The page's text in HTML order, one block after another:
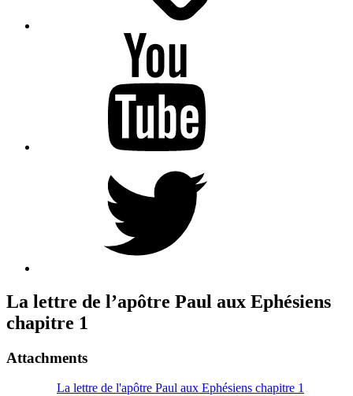
La lettre de l’apôtre Paul aux Ephésiens
chapitre 1
Attachments
La lettre de l'apôtre Paul aux Ephésiens chapitre 1